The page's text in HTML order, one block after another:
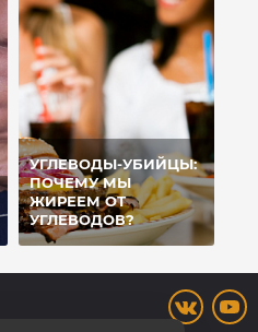
УГЛЕВОДЫ-УБИЙЦЫ:
ПОЧЕМУ МЫ
ЖИРЕЕМ ОТ
УГЛЕВОДОВ?